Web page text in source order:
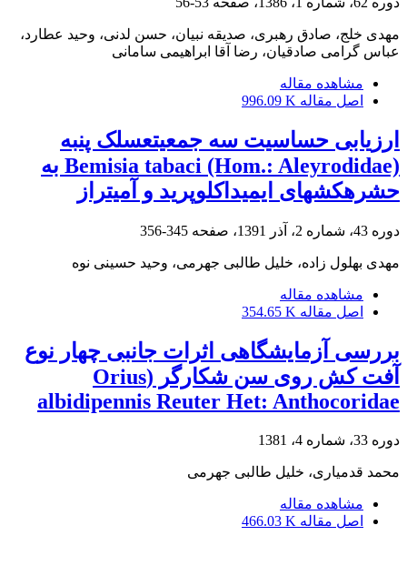
مهدی خلج، صادق رهبری، صدیقه نبیان، حسن لدنی، وحید عطارد،
عباس گرامی صادقیان، رضا آقا ابراهیمی سامانی
مشاهده مقاله
اصل مقاله 996.09 K
ارزیابی حساسیت سه جمعیتعسلک پنبه
Bemisia tabaci (Hom.: Aleyrodidae) به
حشرهکشهای ایمیداکلوپرید و آمیتراز
دوره 43، شماره 2، آذر 1391، صفحه 345-356
مهدی بهلول زاده، خلیل طالبی جهرمی، وحید حسینی نوه
مشاهده مقاله
اصل مقاله 354.65 K
بررسی آزمایشگاهی اثرات جانبی چهار نوع
آفت کش روی سن شکارگر (Orius
albidipennis Reuter Het: Anthocoridae
دوره 33، شماره 4، 1381
محمد قدمیاری، خلیل طالبی جهرمی
مشاهده مقاله
اصل مقاله 466.03 K